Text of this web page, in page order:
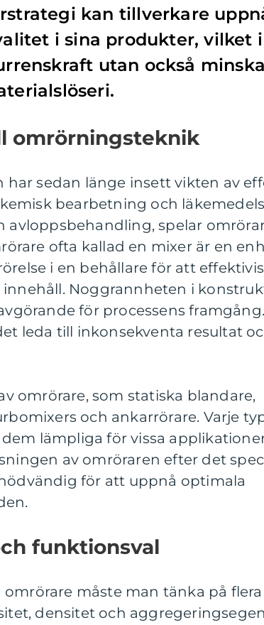
kan tillverkare
i sina produkter, vilket
utan också
omrörningsteknik
har sedan länge insett vikten av
bearbetning och
spelar
ofta kallad en mixer är en
i en behållare för att
Noggrannheten i
för processens
leda till inkonsekventa resultat
omrörare, som statiska blandare,
och ankarrörare. Varje
lämpliga för vissa
av omröraren efter det
för att uppnå optimala
funktionsval
måste man tänka på
densitet och